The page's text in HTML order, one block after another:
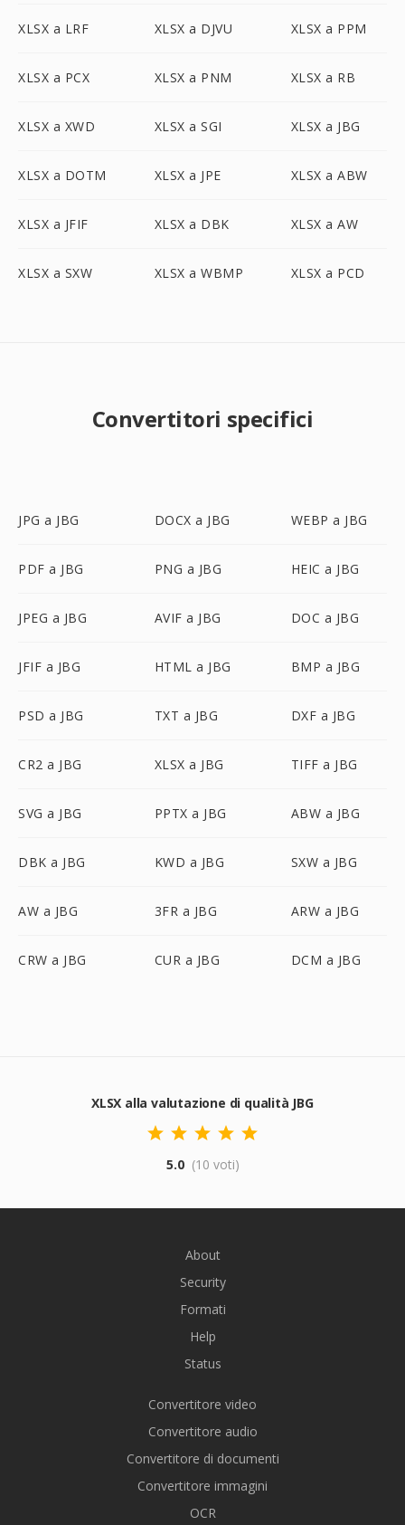
XLSX a LRF XLSX a DJVU XLSX a PPM
XLSX a PCX XLSX a PNM XLSX a RB
XLSX a XWD XLSX a SGI XLSX a JBG
XLSX a DOTM XLSX a JPE XLSX a ABW
XLSX a JFIF XLSX a DBK XLSX a AW
XLSX a SXW XLSX a WBMP XLSX a PCD
Convertitori specifici
JPG a JBG DOCX a JBG WEBP a JBG
PDF a JBG PNG a JBG HEIC a JBG
JPEG a JBG AVIF a JBG DOC a JBG
JFIF a JBG HTML a JBG BMP a JBG
PSD a JBG TXT a JBG DXF a JBG
CR2 a JBG XLSX a JBG TIFF a JBG
SVG a JBG PPTX a JBG ABW a JBG
DBK a JBG KWD a JBG SXW a JBG
AW a JBG 3FR a JBG ARW a JBG
CRW a JBG CUR a JBG DCM a JBG
XLSX alla valutazione di qualità JBG
5.0 (10 voti)
About
Security
Formati
Help
Status
Convertitore video
Convertitore audio
Convertitore di documenti
Convertitore immagini
OCR